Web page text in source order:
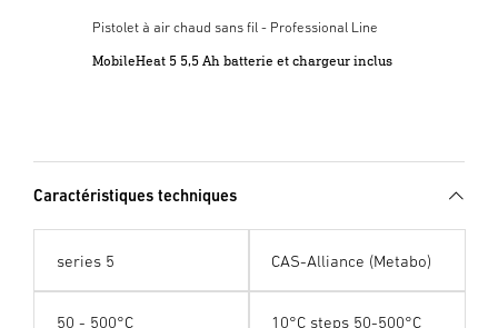
Pistolet à air chaud sans fil - Professional Line
MobileHeat 5 5,5 Ah batterie et chargeur inclus
Caractéristiques techniques
series 5 CAS-Alliance (Metabo)
50 - 500°C 10°C steps 50-500°C